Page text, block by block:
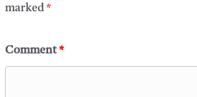
marked*
Comment*